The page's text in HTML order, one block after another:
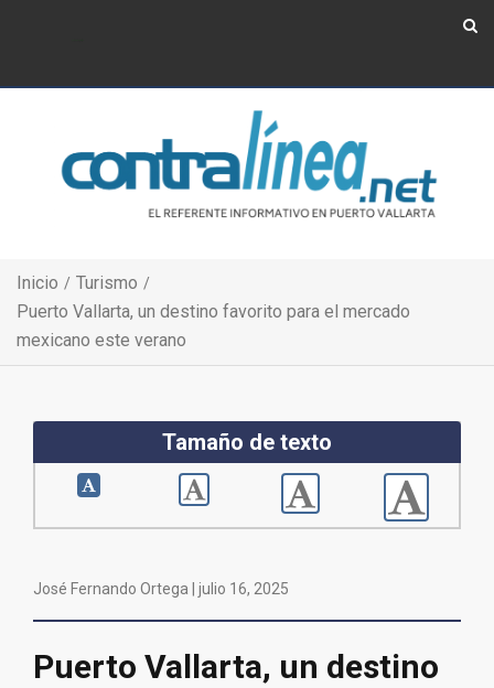
Inicio
Turismo
Puerto Vallarta, un destino favorito para el mercado
mexicano este verano
Tamaño de texto
José Fernando Ortega | julio 16, 2025
Puerto Vallarta, un destino